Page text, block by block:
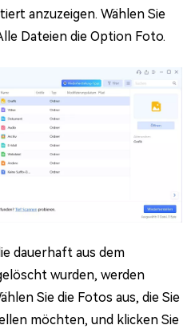
anzuzeigen. Wählen Sie
Dateien die Option Foto.
dauerhaft aus dem
wurden, werden
Sie die Fotos aus, die Sie
möchten, und klicken Sie